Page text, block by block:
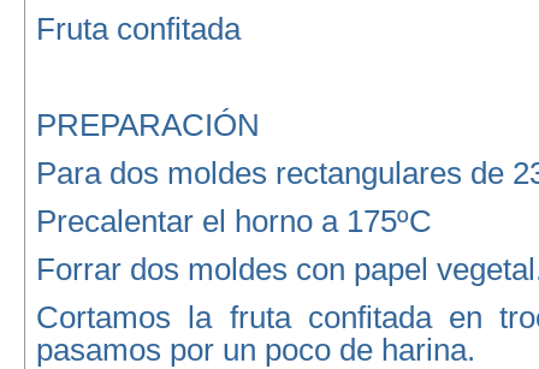
Fruta confitada
PREPARACIÓN
Para dos moldes rectangulares de
Precalentar el horno a 175ºC
Forrar dos moldes con papel
Cortamos la fruta confitada en
pasamos por un poco de harina.